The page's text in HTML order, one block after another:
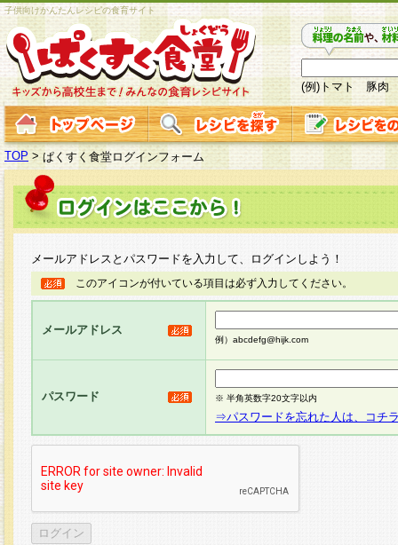
子供向けかんたんレシピの食育サイト
(例)トマト 豚肉
TOP > ぱくすく食堂ログインフォーム
メールアドレスとパスワードを入力して、ログインしよう！
このアイコンが付いている項目は必ず入力してください。
メールアドレス
例）abcdefg@hijk.com
パスワード ※ 半角英数字20文字以内
⇒パスワードを忘れた人は、コチ